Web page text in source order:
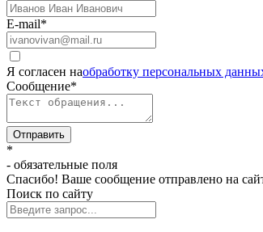
E-mail*
Я согласен наобработку персональных
Сообщение*
Отправить
*
- обязательные поля
Спасибо! Ваше сообщение отправлено на
Поиск по сайту